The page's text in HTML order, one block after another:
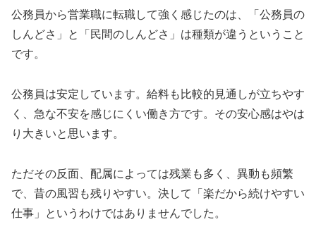
公務員から営業職に転職して強く感じたのは、「公務員の
しんどさ」と「民間のしんどさ」は種類が違うということ
です。
公務員は安定しています。給料も比較的見通しが立ちやす
く、急な不安を感じにくい働き方です。その安心感はやは
り大きいと思います。
ただその反面、配属によっては残業も多く、異動も頻繁
で、昔の風習も残りやすい。決して「楽だから続けやすい
仕事」というわけではありませんでした。